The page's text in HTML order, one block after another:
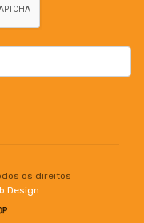
os direitos
Design